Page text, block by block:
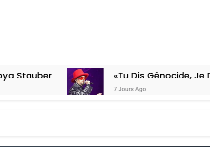
«Tu Dis Génocide, Je Dis
7 Jours Ago